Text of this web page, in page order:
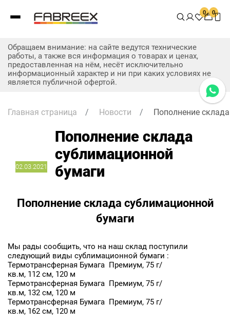
0 0
Обращаем внимание: на сайте ведутся технические
работы, а также вся информация о товарах и ценах,
предоставленная на нём, несёт исключительно
информационный характер и ни при каких условиях не
является публичной офертой.
Главная страница / Новости / Пополнение
02.03.2021
Пополнение склада
сублимационной
бумаги
Пополнение склада сублимационной
бумаги
Мы рады сообщить, что на наш склад поступили
следующий виды сублимационной бумаги :
Термотрансферная Бумага Премиум, 75 г/
кв.м, 112 см, 120 м
Термотрансферная Бумага Премиум, 75 г/
кв.м, 132 см, 120 м
Термотрансферная Бумага Премиум, 75 г/
кв.м, 162 см, 120 м
Заявка на бесплатные образцы